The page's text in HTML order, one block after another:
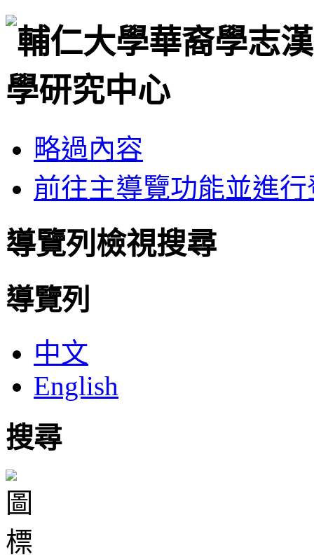
略過內容
前往主導覽功能並進行
導覽列檢視搜尋
導覽列
中文
English
搜尋